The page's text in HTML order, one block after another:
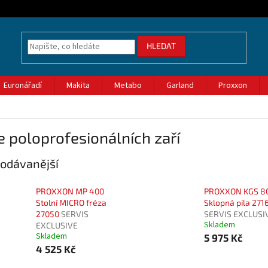
HLEDAT
Euronářadí Makita Metabo Garland Proxxon
poloprofesionálních zaří
PROXXON MP 400
Stolní MICRO fréza
27050SERVIS
EXCLUSIVE
Skladem
4 525 Kč
PROXXON KGS
Sklopná pila
SERVIS
Skladem
5 975 Kč